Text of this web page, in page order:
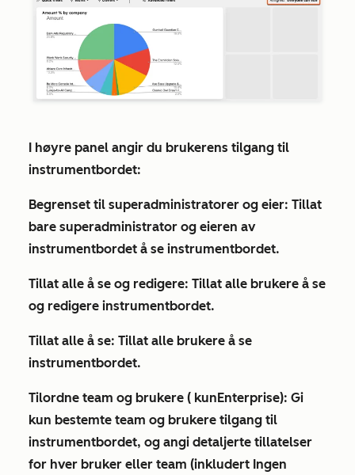
I høyre panel angir du brukerens tilgang til
instrumentbordet:
Begrenset til superadministratorer og eier: Tillat
bare superadministrator og eieren av
instrumentbordet å se instrumentbordet.
Tillat alle å se og redigere: Tillat alle brukere å se
og redigere instrumentbordet.
Tillat alle å se: Tillat alle brukere å se
instrumentbordet.
Tilordne team og brukere ( kun Enterprise): Gi
kun bestemte team og brukere tilgang til
instrumentbordet, og angi detaljerte tillatelser
for hver bruker eller team (inkludert Ingen